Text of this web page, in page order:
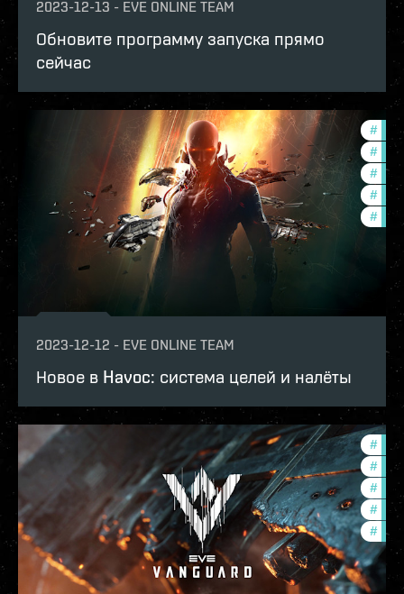
2023-12-13 - EVE ONLINE TEAM
Обновите программу запуска прямо
сейчас
# in-
#
#
#
#
2023-12-12 - EVE ONLINE TEAM
Новое в Havoc: система целей и налёты
#
#
#
#
#